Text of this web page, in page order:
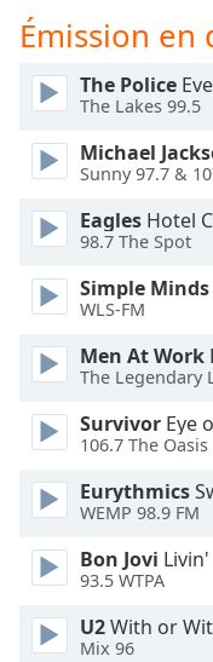
dialog
window.
and
close
window.
Text
Color
Opacity
Text
Background
Color
Opacity
Caption
Émission en
The Police
The Lakes 99.5
Michael
Sunny 97.7 &
Eagles Hotel
98.7 The Spot
Simple Minds
WLS-FM
Men At Work
The Legendary
Survivor Eye
106.7 The Oasis
Eurythmics
WEMP 98.9 FM
Bon Jovi
93.5 WTPA
U2With or
Mix 96